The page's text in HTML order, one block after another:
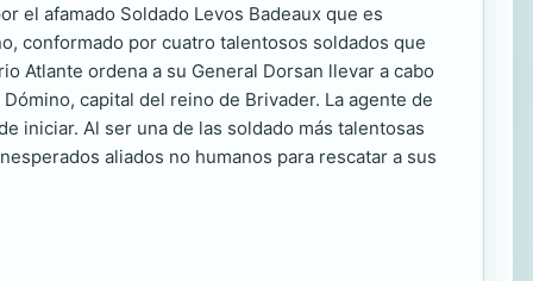
el afamado Soldado Levos Badeaux que es
conformado por cuatro talentosos soldados que
Atlante ordena a su General Dorsan llevar a cabo
capital del reino de Brivader. La agente de
iniciar. Al ser una de las soldado más talentosas
aliados no humanos para rescatar a sus